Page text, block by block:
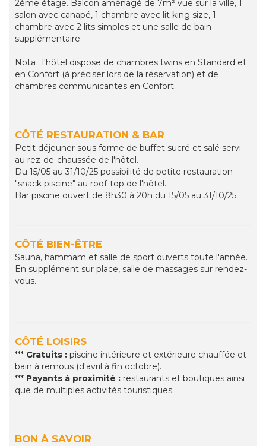
2ème étage. Balcon aménagé de 7m² vue sur la ville, 1
salon avec canapé, 1 chambre avec lit king size, 1
chambre avec 2 lits simples et une salle de bain
supplémentaire.
Nota : l'hôtel dispose de chambres twins en Standard et
en Confort (à préciser lors de la réservation) et de
chambres communicantes en Confort.
CÔTÉ RESTAURATION & BAR
Petit déjeuner sous forme de buffet sucré et salé servi
au rez-de-chaussée de l'hôtel.
Du 15/05 au 31/10/25 possibilité de petite restauration
"snack piscine" au roof-top de l'hôtel.
Bar piscine ouvert de 8h30 à 20h du 15/05 au 31/10/25.
CÔTÉ BIEN-ÊTRE
Sauna, hammam et salle de sport ouverts toute l'année.
En supplément sur place, salle de massages sur rendez-
vous.
CÔTÉ LOISIRS
*** Gratuits : piscine intérieure et extérieure chauffée et
bain à remous (d'avril à fin octobre).
*** Payants à proximité : restaurants et boutiques ainsi
que de multiples activités touristiques.
BON À SAVOIR